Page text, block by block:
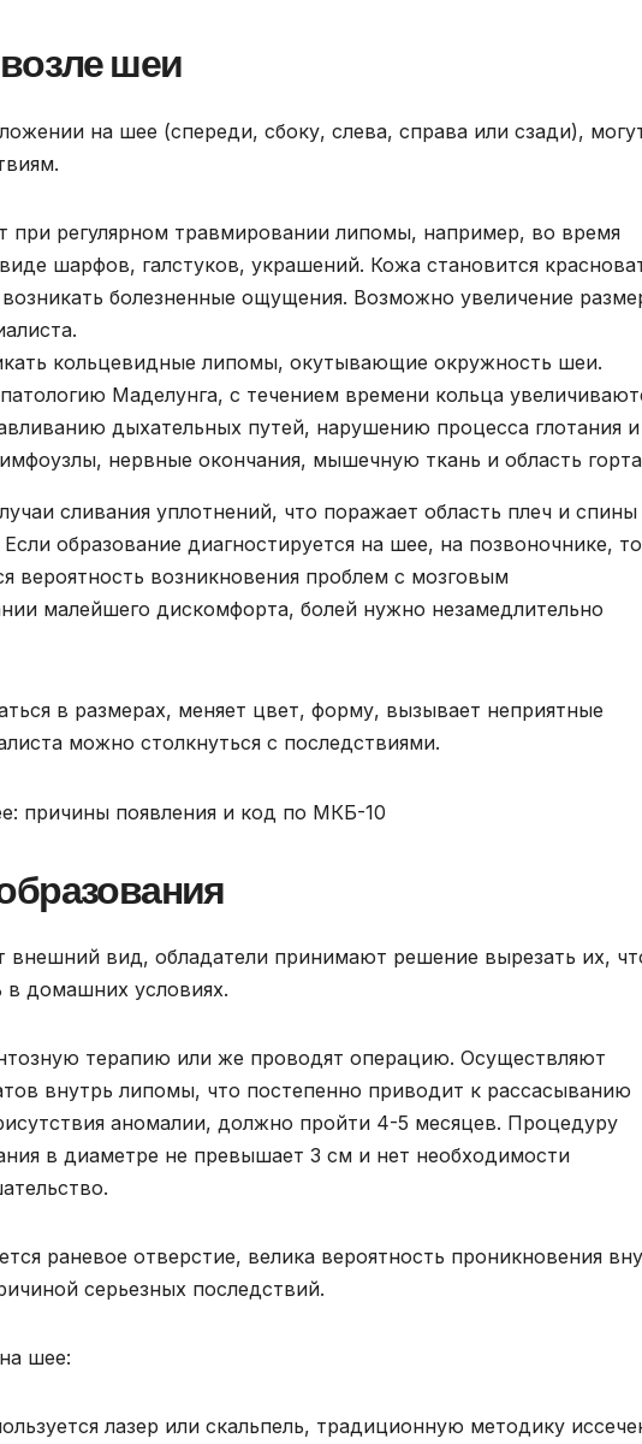
шеи
на шее (спереди, сбоку, слева, справа или сзади),
при регулярном травмировании липомы, например, во время
шарфов, галстуков, украшений. Кожа становится
болезненные ощущения. Возможно увеличение
кольцевидные липомы, окутывающие окружность шеи.
Маделунга, с течением времени кольца
дыхательных путей, нарушению процесса глотания и
нервные окончания, мышечную ткань и область
сливания уплотнений, что поражает область плеч и спины
образование диагностируется на шее, на позвоночнике,
вероятность возникновения проблем с мозговым
малейшего дискомфорта, болей нужно незамедлительно
в размерах, меняет цвет, форму, вызывает неприятные
можно столкнуться с последствиями.
внешний вид, обладатели принимают решение вырезать их,
в домашних условиях.
терапию или же проводят операцию. Осуществляют
внутрь липомы, что постепенно приводит к рассасыванию
аномалии, должно пройти 4-5 месяцев. Процедуру
в диаметре не превышает 3 см и нет необходимости
раневое отверстие, велика вероятность проникновения
серьезных последствий.
шее:
лазер или скальпель, традиционную методику